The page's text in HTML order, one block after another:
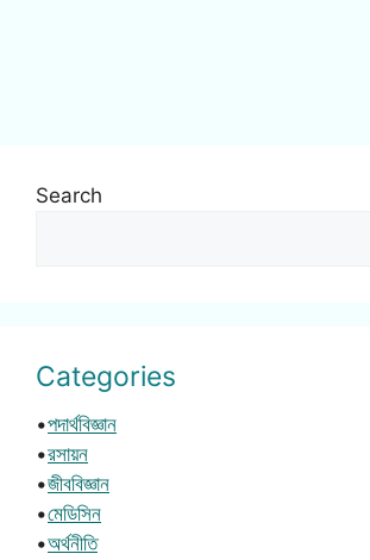
Search
Categories
•পদার্থবিজ্ঞান
•রসায়ন
•জীববিজ্ঞান
•মেডিসিন
•অর্থনীতি